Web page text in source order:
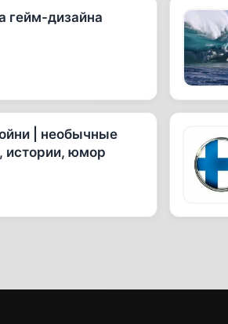
гейм-дизайна
| необычные
истории, юмор